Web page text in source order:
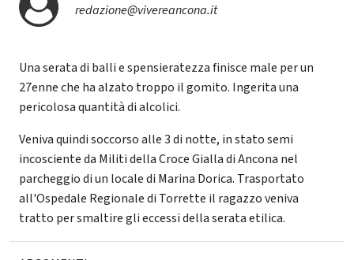
redazione@vivereancona.it
Una serata di balli e spensieratezza finisce male per un
27enne che ha alzato troppo il gomito. Ingerita una
pericolosa quantità di alcolici.
Veniva quindi soccorso alle 3 di notte, in stato semi
incosciente da Militi della Croce Gialla di Ancona nel
parcheggio di un locale di Marina Dorica. Trasportato
all'Ospedale Regionale di Torrette il ragazzo veniva
tratto per smaltire gli eccessi della serata etilica.